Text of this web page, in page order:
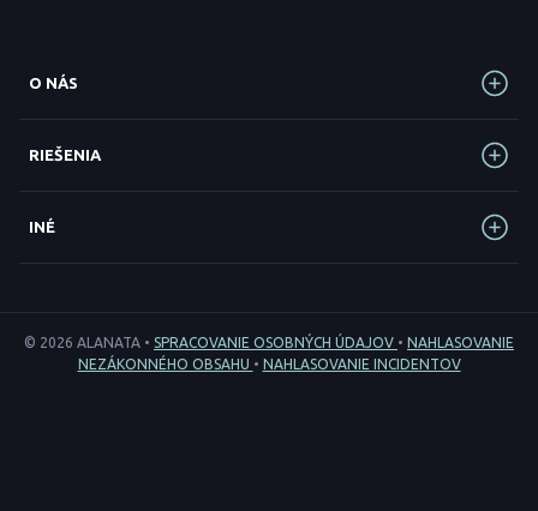
O NÁS
RIEŠENIA
INÉ
© 2026 ALANATA • SPRACOVANIE OSOBNÝCH ÚDAJOV • NAHLASOVANIE
NEZÁKONNÉHO OBSAHU • NAHLASOVANIE INCIDENTOV